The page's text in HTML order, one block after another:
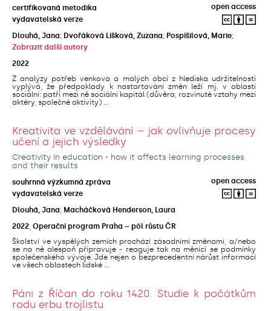
certifikovaná metodika
open access
vydavatelská verze
Dlouhá, Jana; Dvořáková Líšková, Zuzana; Pospíšilová, Marie;
Zobrazit další autory
2022
Z analýzy potřeb venkova a malých obcí z hlediska udržitelnosti
vyplývá, že předpoklady k nastartování změn leží mj. v oblasti
sociální: patří mezi ně sociální kapitál (důvěra, rozvinuté vztahy mezi
aktéry, společné aktivity) ...
Kreativita ve vzdělávání – jak ovlivňuje procesy
učení a jejich výsledky
Creativity in education - how it affects learning processes
and their results
souhrnná výzkumná zpráva
open access
vydavatelská verze
Dlouhá, Jana; Macháčková Henderson, Laura
2022 Operační program Praha – pól růstu ČR
Školství ve vyspělých zemích prochází zásadními změnami, a/nebo
se na ně alespoň připravuje - reaguje tak na měnící se podmínky
společenského vývoje. Jde nejen o bezprecedentní nárůst informací
ve všech oblastech lidské ...
Páni z Říčan do roku 1420. Studie k počátkům
rodu erbu trojlistu